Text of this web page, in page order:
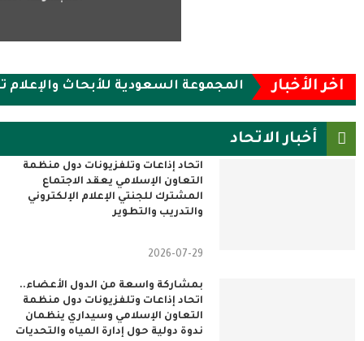
اخر الأخبار المجموعة السعودية للأبحاث والإعلام تحقق 34.8 مليون ريال أرباحًا في النصف الأول
أخبار الاتحاد
اتحاد إذاعات وتلفزيونات دول منظمة
التعاون الإسلامي يعقد الاجتماع
المشترك للجنتي الإعلام الإلكتروني
والتدريب والتطوير
2026-07-29
بمشاركة واسعة من الدول الأعضاء..
اتحاد إذاعات وتلفزيونات دول منظمة
التعاون الإسلامي وسيداري ينظمان
ندوة دولية حول إدارة المياه والتحديات